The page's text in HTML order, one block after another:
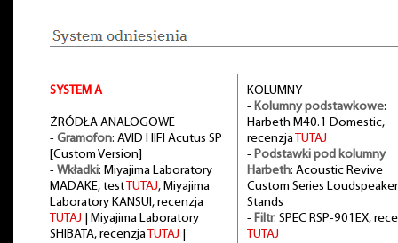
SYSTEM A
ŻRÓDŁA ANALOGOWE
- Gramofon: AVID HIFI Acutus SP
[Custom Version]
- Wkładki: Miyajima Laboratory
MADAKE, test TUTAJ, Miyajima
Laboratory KANSUI, recenzja
TUTAJ | Miyajima Laboratory
SHIBATA, recenzja TUTAJ
KOLUMNY
- Kolumny podstawkowe:
Harbeth M40.1 Domestic,
recenzja TUTAJ
- Podstawki pod kolumny
Harbeth: Acoustic Revive
Custom Series Loudspeaker
Stands
- Filtr: SPEC RSP-901EX,
TUTAJ